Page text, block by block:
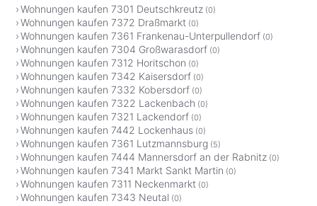
Wohnungen kaufen 7301 Deutschkreutz (0)
Wohnungen kaufen 7372 Draßmarkt (0)
Wohnungen kaufen 7361 Frankenau-Unterpullendorf (0)
Wohnungen kaufen 7304 Großwarasdorf (0)
Wohnungen kaufen 7312 Horitschon (0)
Wohnungen kaufen 7342 Kaisersdorf (0)
Wohnungen kaufen 7332 Kobersdorf (0)
Wohnungen kaufen 7322 Lackenbach (0)
Wohnungen kaufen 7321 Lackendorf (0)
Wohnungen kaufen 7442 Lockenhaus (0)
Wohnungen kaufen 7361 Lutzmannsburg (5)
Wohnungen kaufen 7444 Mannersdorf an der Rabnitz (0)
Wohnungen kaufen 7341 Markt Sankt Martin (0)
Wohnungen kaufen 7311 Neckenmarkt (0)
Wohnungen kaufen 7343 Neutal (0)